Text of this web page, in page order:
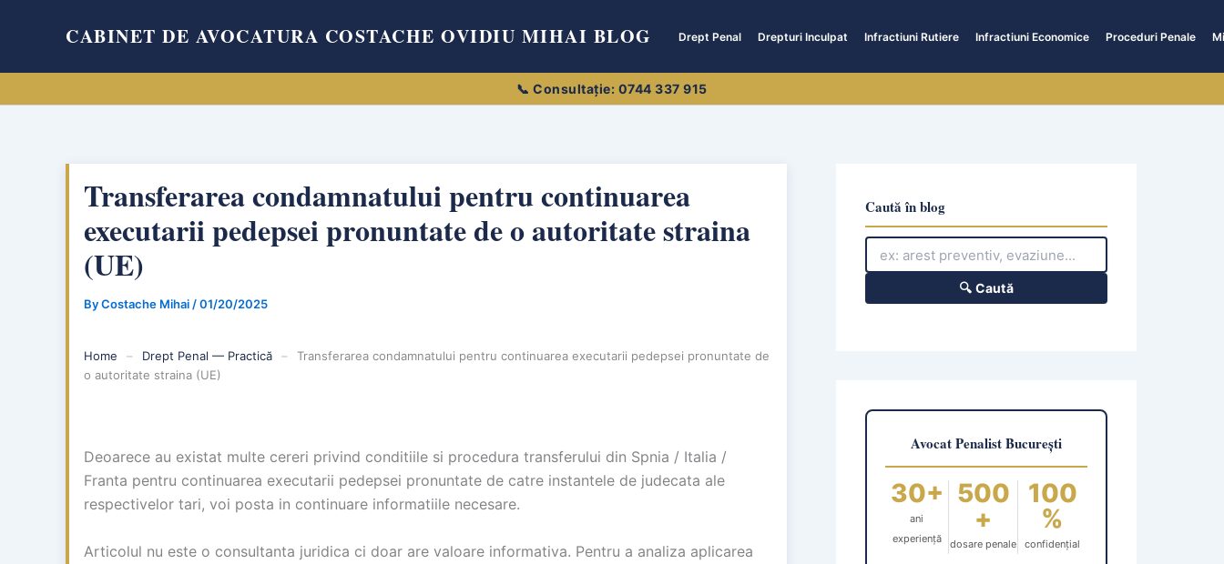
CABINET DE AVOCATURA COSTACHE OVIDIU MIHAI BLOG Drept Penal Drepturi Inculpat Infractiuni Rutiere Infractiuni Economice Proceduri Penale
Transferarea condamnatului pentru continuarea
executarii pedepsei pronuntate de o autoritate straina
(UE)
ByCostache Mihai /01/20/2025
Home – Drept Penal — Practică –
Transferarea condamnatului pentru continuarea executarii pedepsei pronuntate de
o autoritate straina (UE)
Deoarece au existat multe cereri privind conditiile si procedura transferului din Spnia / Italia /
Franta pentru continuarea executarii pedepsei pronuntate de catre instantele de judecata ale
respectivelor tari, voi posta in continuare informatiile necesare.
Articolul nu este o consultanta juridica ci doar are valoare informativa. Pentru a analiza aplicarea
Caută în blog
🔍 Caută
Avocat Penalist București
30+
ani
experiență
500
+
dosare penale
100
%
confidențial